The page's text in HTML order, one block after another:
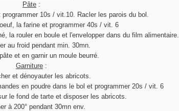
Pâte :
10s / vit.10. Racler les parois du bol.
la farine et programmer 40s / vit. 6
la rouler en boule et l'envelopper dans du film alimentaire.
au froid pendant min. 30mn.
et en garnir un moule beurré.
Garniture :
et dénoyauter les abricots.
en poudre dans le bol et programmer 20s / vit. 6
le fond de tarte et disposer les abricots.
à 200° pendant 30mn env.